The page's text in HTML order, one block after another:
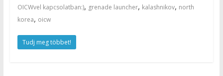
OICWvel kapcsolatban:), grenade launcher, kalashnikov, north
korea, oicw
Tudj meg többet!